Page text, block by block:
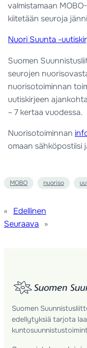
valmistamaan
kiitetään seuroja
Nuori Suunta -
Suomen
seurojen
nuorisotoiminnan
uutiskirjeen
– 7 kertaa vuodessa.
Nuorisotoiminnan
omaan sähköpostiisi
MOBO nuoriso
«
Edellinen
Seuraava
»
Suomen
edellytyksiä tarjota